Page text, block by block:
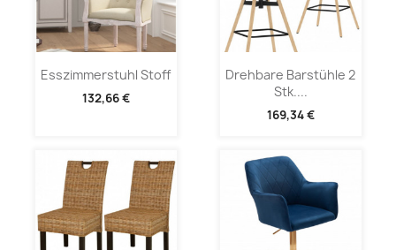
Esszimmerstuhl Stoff
132,66 €
Drehbare Barstühle 2
Stk....
169,34 €